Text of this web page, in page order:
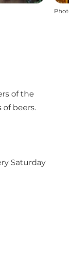
Photo
of the
of beers.
Saturday